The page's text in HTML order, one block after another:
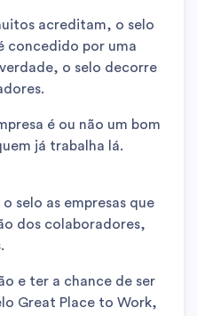
acreditam, o selo
concedido por uma
o selo decorre
é ou não um bom
já trabalha lá.
selo as empresas que
dos colaboradores,
e ter a chance de ser
Great Place to Work,